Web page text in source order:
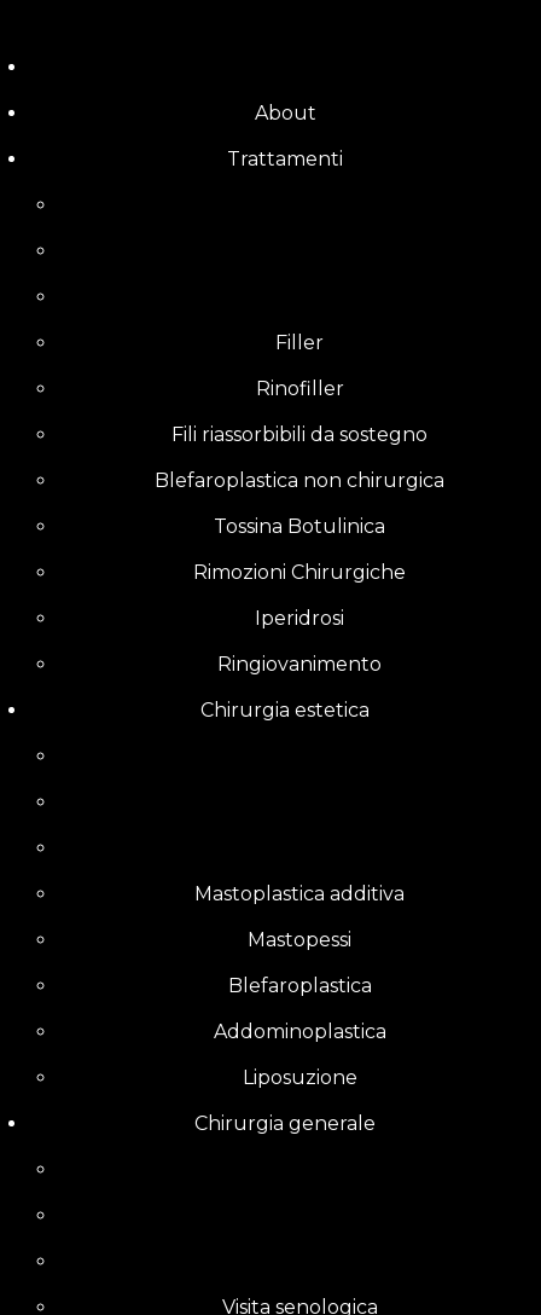
About
Trattamenti
Filler
Rinofiller
Fili riassorbibili da sostegno
Blefaroplastica non chirurgica
Tossina Botulinica
Rimozioni Chirurgiche
Iperidrosi
Ringiovanimento
Chirurgia estetica
Mastoplastica additiva
Mastopessi
Blefaroplastica
Addominoplastica
Liposuzione
Chirurgia generale
Visita senologica